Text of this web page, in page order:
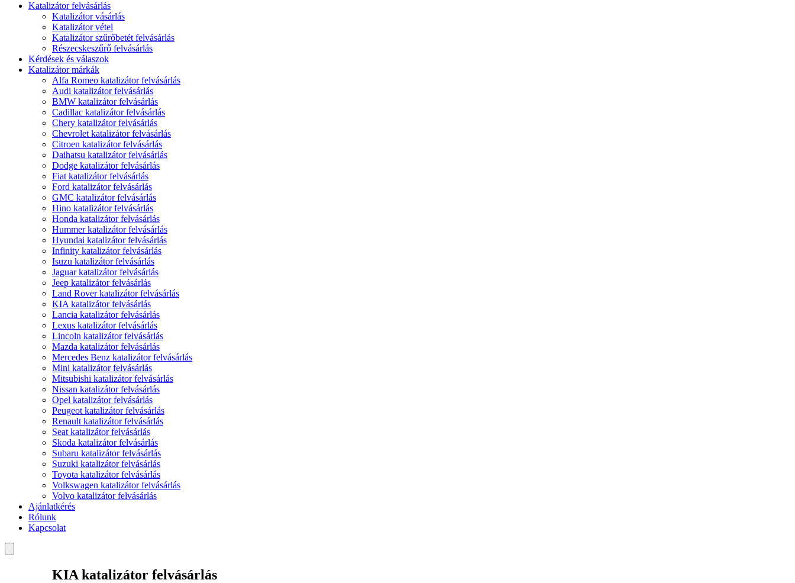
Katalizátor felvásárlás
Katalizátor vásárlás
Katalizátor vétel
Katalizátor szűrőbetét felvásárlás
Részecskeszűrő felvásárlás
Kérdések és válaszok
Katalizátor márkák
Alfa Romeo katalizátor felvásárlás
Audi katalizátor felvásárlás
BMW katalizátor felvásárlás
Cadillac katalizátor felvásárlás
Chery katalizátor felvásárlás
Chevrolet katalizátor felvásárlás
Citroen katalizátor felvásárlás
Daihatsu katalizátor felvásárlás
Dodge katalizátor felvásárlás
Fiat katalizátor felvásárlás
Ford katalizátor felvásárlás
GMC katalizátor felvásárlás
Hino katalizátor felvásárlás
Honda katalizátor felvásárlás
Hummer katalizátor felvásárlás
Hyundai katalizátor felvásárlás
Infinity katalizátor felvásárlás
Isuzu katalizátor felvásárlás
Jaguar katalizátor felvásárlás
Jeep katalizátor felvásárlás
Land Rover katalizátor felvásárlás
KIA katalizátor felvásárlás
Lancia katalizátor felvásárlás
Lexus katalizátor felvásárlás
Lincoln katalizátor felvásárlás
Mazda katalizátor felvásárlás
Mercedes Benz katalizátor felvásárlás
Mini katalizátor felvásárlás
Mitsubishi katalizátor felvásárlás
Nissan katalizátor felvásárlás
Opel katalizátor felvásárlás
Peugeot katalizátor felvásárlás
Renault katalizátor felvásárlás
Seat katalizátor felvásárlás
Skoda katalizátor felvásárlás
Subaru katalizátor felvásárlás
Suzuki katalizátor felvásárlás
Toyota katalizátor felvásárlás
Volkswagen katalizátor felvásárlás
Volvo katalizátor felvásárlás
Ajánlatkérés
Rólunk
Kapcsolat
KIA katalizátor felvásárlás